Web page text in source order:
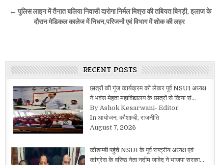
← पुलिस लाइन में तैनात बलिया निवासी दारोगा निर्मल मिश्रा की तबियत बिगड़ी, इलाज के
दौरान मेडिकल कालेज में निधन,परिजनों एवं विभाग में शोक की लहर
RECENT POSTS
छात्रों की गूंज कार्यक्रम को लेकर पूर्व NSUI अध्यक्ष
ने भवंस मेहता महाविद्यालय के छात्रों से किया सं…
By Ashok Kesarwani- Editor
In आयोजन, कौशाम्बी, राजनीति
August 7, 2026
कौशाम्बी पहुंचे NSUI के पूर्व राष्ट्रीय अध्यक्ष एवं
कांग्रेस के वरिष्ठ नेता नदीम जावेद ने भाजपा सरका…